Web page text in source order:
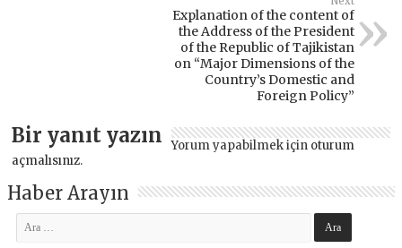
Explanation of the content of
the Address of the President
of the Republic of Tajikistan
on “Major Dimensions of the
Country’s Domestic and
Foreign Policy”
Bir yanıt yazın Yorum yapabilmek için oturum
açmalısınız.
Haber Arayın